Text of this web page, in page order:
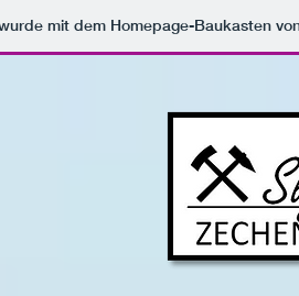
mit dem Homepage-Baukasten